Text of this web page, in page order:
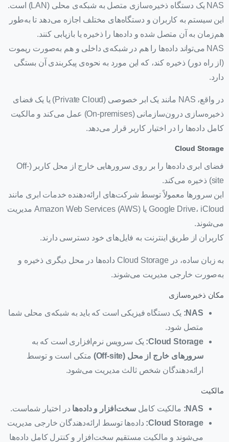
NAS یک دستگاه ذخیره‌سازی متصل به شبکه‌ی محلی (LAN) است.
این سیستم به کاربران و دستگاه‌های مختلف اجازه می‌دهد تا به‌طور
هم‌زمان به آن متصل شده و داده‌ها را ذخیره یا بازیابی کنند.
NAS می‌تواند داده‌ها را هم در شبکه‌ی داخلی و هم به‌صورت ریموت
(از راه دور) ذخیره کند، که این مورد به نحوه‌ی پیکربندی آن بستگی
دارد.
در واقع، NAS مانند یک ابر خصوصی (Private Cloud) یا یک فضای
ذخیره‌سازی درون‌سازمانی (On-premises) عمل می‌کند و مالکیت
کامل داده‌ها را در اختیار کاربر قرار می‌دهد.
Cloud Storage
فضای ابری داده‌ها را بر روی سرورهایی خارج از محل کاربر (Off-
site) ذخیره می‌کند.
این سرورها معمولاً توسط شرکت‌های ارائه‌دهنده خدمات ابری مانند
Google Drive، iCloud یا Amazon Web Services (AWS) مدیریت
می‌شوند.
کاربران از طریق اینترنت به فایل‌های خود دسترسی دارند.
به زبان ساده، در Cloud Storage داده‌ها در محل دیگری ذخیره و
به‌صورت خارجی مدیریت می‌شوند.
مکان ذخیره‌سازی
NAS
: یک دستگاه فیزیکی است که باید به شبکه‌ی محلی شما
متصل شود.
Cloud Storage
: یک سرویس نرم‌افزاری است که به
سرورهای خارج از محل (Off-site)
متکی است و توسط
ارائه‌دهندگان شخص ثالث مدیریت می‌شود.
مالکیت
NAS
: مالکیت کاملسخت‌افزار و داده‌ها در اختیار شماست.
Cloud Storage
: داده‌ها توسط ارائه‌دهندگان خارجی مدیریت
می‌شوند و مالکیت مستقیم سخت‌افزار و کنترل کامل داده‌ها